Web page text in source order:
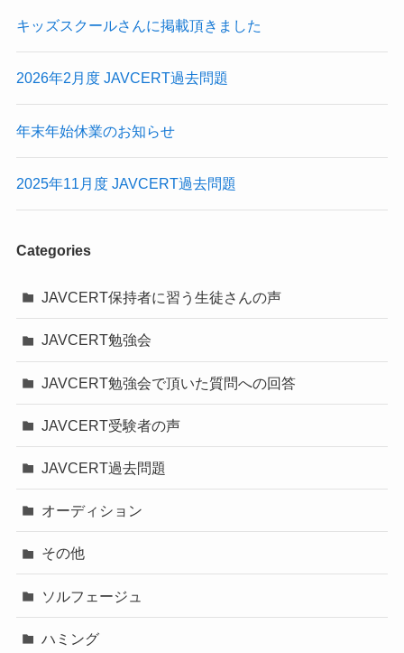
キッズスクールさんに掲載頂きました
2026年2月度 JAVCERT過去問題
年末年始休業のお知らせ
2025年11月度 JAVCERT過去問題
Categories
JAVCERT保持者に習う生徒さんの声
JAVCERT勉強会
JAVCERT勉強会で頂いた質問への回答
JAVCERT受験者の声
JAVCERT過去問題
オーディション
その他
ソルフェージュ
ハミング